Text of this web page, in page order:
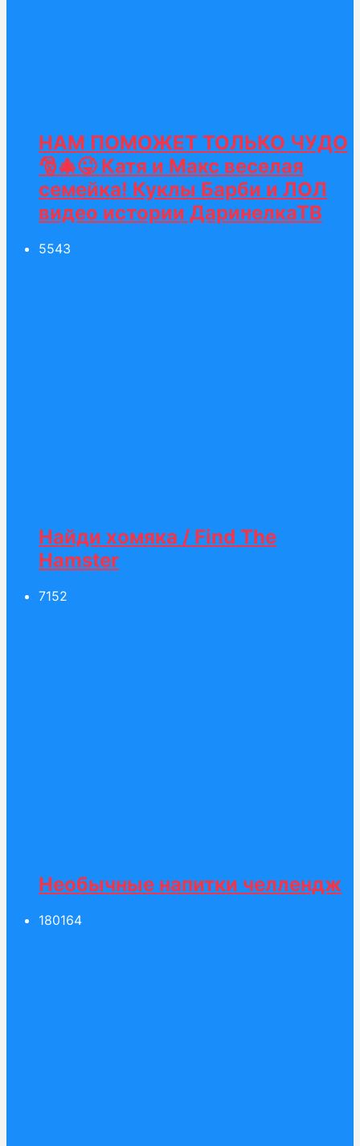
НАМ ПОМОЖЕТ ТОЛЬКО ЧУДО
🎅🎄😜 Катя и Макс веселая
семейка! Куклы Барби и ЛОЛ
видео истории ДаринелкаТВ
5543
Найди хомяка / Find The
Hamster
7152
Необычные напитки челлендж
180164